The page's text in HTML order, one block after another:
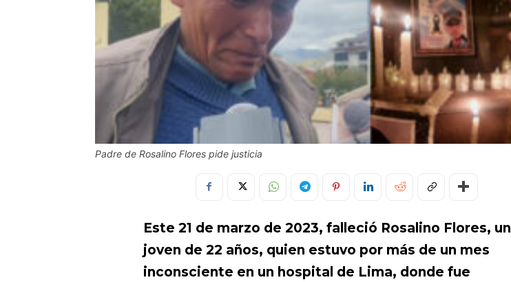
Padre de Rosalino Flores pide justicia
Este 21 de marzo de 2023, falleció Rosalino Flores, un
joven de 22 años, quien estuvo por más de un mes
inconsciente en un hospital de Lima, donde fue